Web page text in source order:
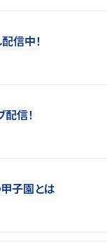
信中！
信！
子園とは